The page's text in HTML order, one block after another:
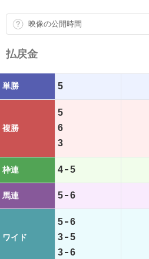
映像の公開時間
払戻金
単勝 5
複勝
5
6
3
枠連 4 5
馬連 5 6
ワイド
5
6
3
5
3
6